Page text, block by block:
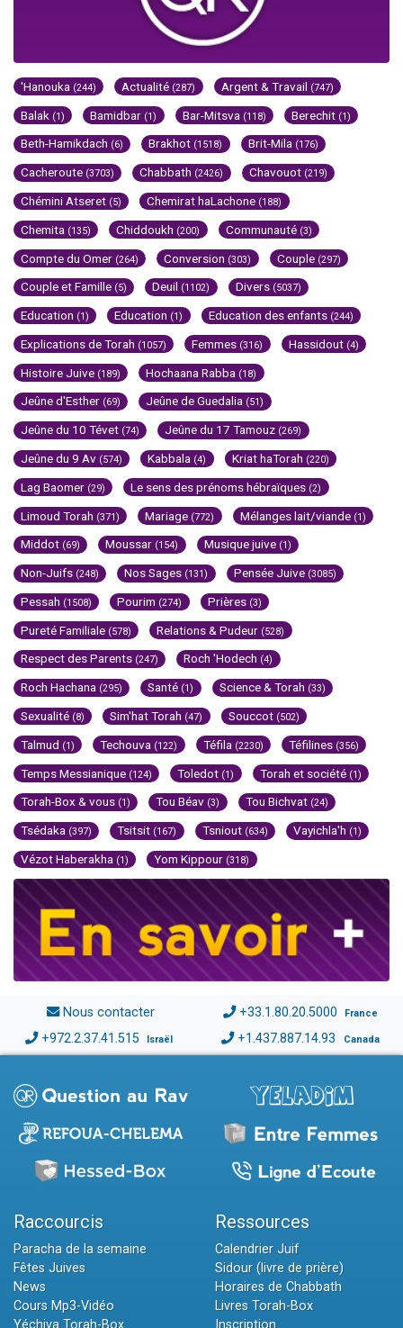
'Hanouka (244) Actualité (287) Argent & Travail (747)
Balak (1) Bamidbar (1) Bar-Mitsva (118) Berechit (1)
Beth-Hamikdach (6) Brakhot (1518) Brit-Mila (176)
Cacheroute (3703) Chabbath (2426) Chavouot (219)
Chémini Atseret (5) Chemirat haLachone (188)
Chemita (135) Chiddoukh (200) Communauté (3)
Compte du Omer (264) Conversion (303) Couple (297)
Couple et Famille (5) Deuil (1102) Divers (5037)
Education (1) Education (1) Education des enfants (244)
Explications de Torah (1057) Femmes (316) Hassidout (4)
Histoire Juive (189) Hochaana Rabba (18)
Jeûne d'Esther (69) Jeûne de Guedalia (51)
Jeûne du 10 Tévet (74) Jeûne du 17 Tamouz (269)
Jeûne du 9 Av (574) Kabbala (4) Kriat haTorah (220)
Lag Baomer (29) Le sens des prénoms hébraïques (2)
Limoud Torah (371) Mariage (772) Mélanges lait/viande (1)
Middot (69) Moussar (154) Musique juive (1)
Non-Juifs (248) Nos Sages (131) Pensée Juive (3085)
Pessah (1508) Pourim (274) Prières (3)
Pureté Familiale (578) Relations & Pudeur (528)
Respect des Parents (247) Roch 'Hodech (4)
Roch Hachana (295) Santé (1) Science & Torah (33)
Sexualité (8) Sim'hat Torah (47) Souccot (502)
Talmud (1) Techouva (122) Téfila (2230) Téfilines (356)
Temps Messianique (124) Toledot (1) Torah et société (1)
Torah-Box & vous (1) Tou Béav (3) Tou Bichvat (24)
Tsédaka (397) Tsitsit (167) Tsniout (634) Vayichla'h (1)
Vézot Haberakha (1) Yom Kippour (318)
Nous contacter +33.1.80.20.5000 France
+972.2.37.41.515 Israël +1.437.887.14.93 Canada
Raccourcis
Paracha de la semaine
Fêtes Juives
News
Cours Mp3-Vidéo
Ressources
Calendrier Juif
Sidour (livre de prière)
Horaires de Chabbath
Livres Torah-Box